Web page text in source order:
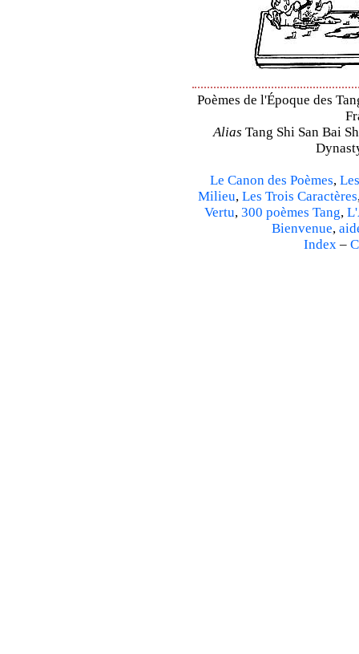
Poèmes de l'Époque des
Alias Tang Shi San Bai
Le Canon des Poèmes,
Milieu, Les Trois Caractères
Vertu, 300 poèmes Tang,
Bienvenue,
Index–